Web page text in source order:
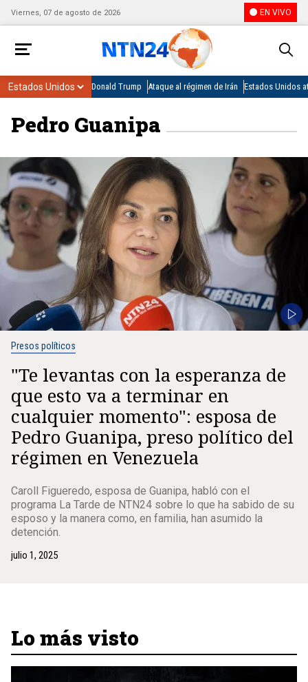
Viernes, 07 de agosto de 2026 EN VIVO
Donald Trump Ataque al régimen de Irán Estados Unidos
Pedro Guanipa
Presos políticos
"Te levantas con la esperanza de
que esto va a terminar en
cualquier momento": esposa de
Pedro Guanipa, preso político del
régimen en Venezuela
Caroll Figueredo, esposa de Guanipa, habló con el
programa La Tarde de NTN24 sobre lo que ha sabido de su
esposo y la manera como, en familia, han asumido la
detención.
julio 1, 2025
Lo más visto